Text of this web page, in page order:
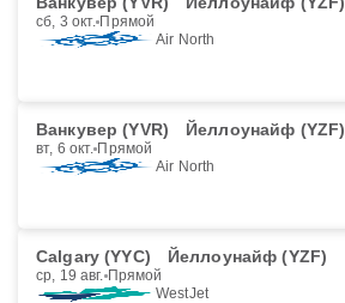
сб, 3 окт. Прямой
Air North
Ванкувер (YVR) Йеллоунайф (YZF)
вт, 6 окт. Прямой
Air North
Calgary (YYC) Йеллоунайф (YZF)
ср, 19 авг. Прямой
WestJet